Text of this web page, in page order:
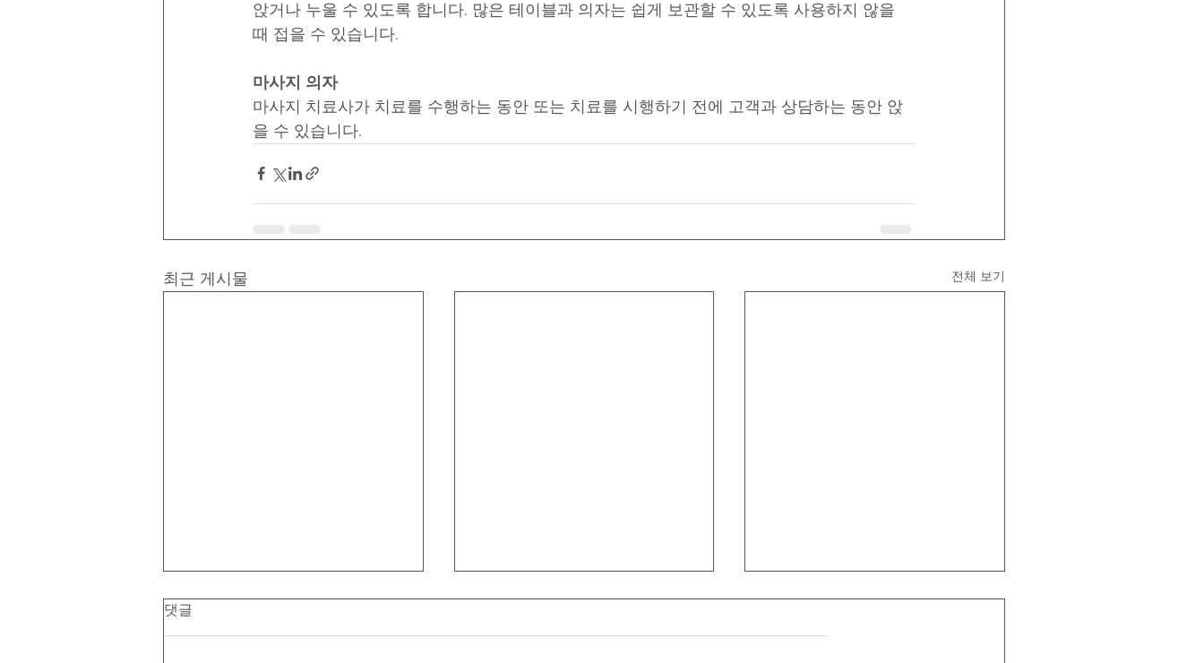
앉거나 누울 수 있도록 합니다. 많은 테이블과 의자는 쉽게 보관할 수 있도록 사용하지 않을
때 접을 수 있습니다.
마사지 의자
마사지 치료사가 치료를 수행하는 동안 또는 치료를 시행하기 전에 고객과 상담하는 동안 앉
을 수 있습니다.
최근 게시물 전체 보기
댓글